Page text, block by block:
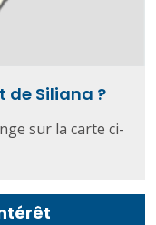
de Siliana ?
sur la carte ci-